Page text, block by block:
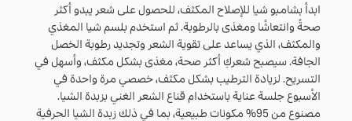
ابدأ بشامبو شيا للإصلاح المكثف، للحصول على شعر يبدو أكثر
صحةً وانتعاشًا ومغذى بالرطوبة. ثم استخدم بلسم شيا المغذي
والمكثف، الذي يساعد على تقوية الشعر وتجديد رطوبة الخصل
الجافة. سيصبح شعركِ أكثر صحة، مغذى بشكل مكثف، وأسهل في
التسريح. لزيادة الترطيب بشكل مكثف، خصصي مرة واحدة في
الأسبوع جلسة عناية باستخدام قناع الشعر الغني بزبدة الشيا.
مصنوع من 95% مكونات طبيعية، بما في ذلك زبدة الشيا الحرفية